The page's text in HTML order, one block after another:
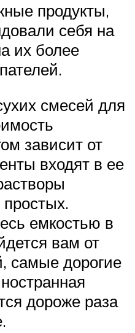
продукты,
себя на
их более
смесей для
зависит от
входят в ее
емкостью в
вам от
самые дорогие
дороже раза